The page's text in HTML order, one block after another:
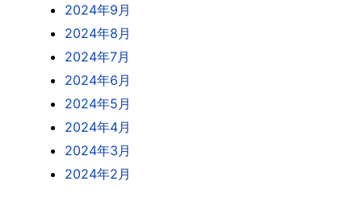
2024年9月
2024年8月
2024年7月
2024年6月
2024年5月
2024年4月
2024年3月
2024年2月